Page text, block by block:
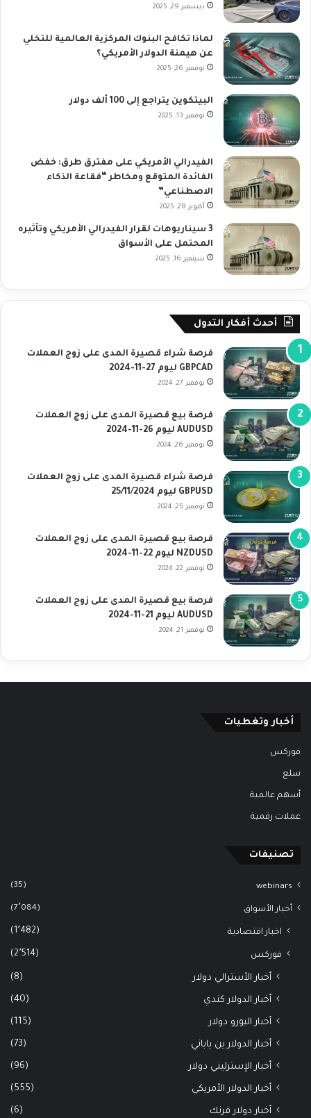
ديسمبر 29, 2025
لماذا تكافح البنوك المركزية العالمية للتخلي
عن هيمنة الدولار الأمريكي؟
نوفمبر 26, 2025
البيتكوين يتراجع إلى 100 ألف دولار
نوفمبر 13, 2025
الفيدرالي الأمريكي على مفترق طرق: خفض
الفائدة المتوقع ومخاطر “فقاعة الذكاء
الاصطناعي”
أكتوبر 28, 2025
3 سيناريوهات لقرار الفيدرالي الأمريكي وتأثيره
المحتمل على الأسواق
سبتمبر 16, 2025
أحدث أفكار التدول
فرصة شراء قصيرة المدى على زوج العملات
GBPCAD ليوم 27-11-2024
نوفمبر 27, 2024
فرصة بيع قصيرة المدى على زوج العملات
AUDUSD ليوم 26-11-2024
نوفمبر 26, 2024
فرصة شراء قصيرة المدى على زوج العملات
GBPUSD ليوم 25/11/2024
نوفمبر 25, 2024
فرصة بيع قصيرة المدى على زوج العملات
NZDUSD ليوم 22-11-2024
نوفمبر 22, 2024
فرصة بيع قصيرة المدى على زوج العملات
AUDUSD ليوم 21-11-2024
نوفمبر 21, 2024
أخبار وتغطيات
فوركس
سلع
أسهم عالمية
عملات رقمية
تصنيفات
webinars
(35)
أخبار الأسواق (7٬084)
اخبار اقتصادية (1٬482)
فوركس (2٬514)
أخبار الأسترالي دولار (8)
أخبار الدولار كندي (40)
أخبار اليورو دولار (115)
أخبار الدولار ين ياباني (73)
أخبار الإسترليني دولار (96)
أخبار الدولار الأمريكي (555)
أخبار دولار فرنك (6)